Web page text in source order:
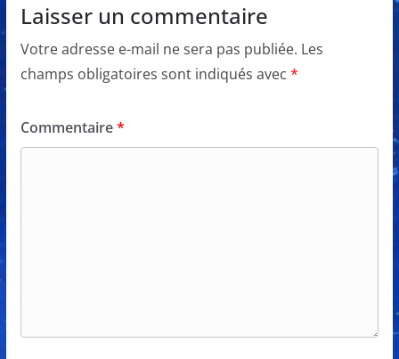
Laisser un commentaire
Votre adresse e-mail ne sera pas publiée. Les
champs obligatoires sont indiqués avec *
Commentaire*